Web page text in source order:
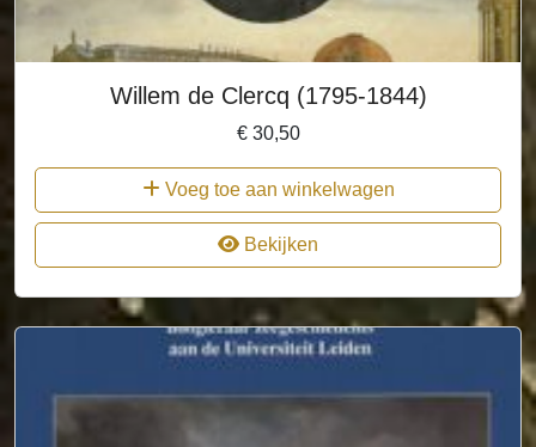
Willem de Clercq (1795-1844)
€30,50
Voeg toe aan winkelwagen
Bekijken